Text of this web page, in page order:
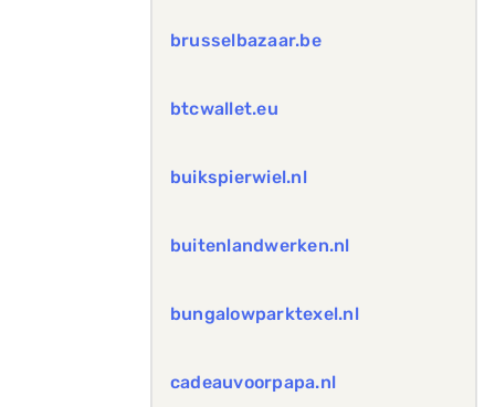
brusselbazaar.be
btcwallet.eu
buikspierwiel.nl
buitenlandwerken.nl
bungalowparktexel.nl
cadeauvoorpapa.nl